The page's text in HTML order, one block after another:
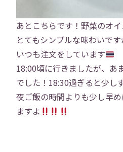
社員ブログ
Instagram
お問い合わせ プラ
あとこちらです！野菜のオ
とてもシンプルな味わいで
いつも注文をしています
18:00頃に行きましたが、あ
でした！18:30過ぎると少し
夜ご飯の時間よりも少し早
ますよ